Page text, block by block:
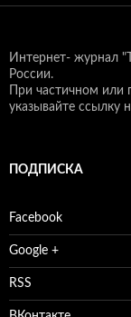
Интернет- журнал
России.
При частичном или
указывайте ссылку
ПОДПИСКА
Facebook
Google +
RSS